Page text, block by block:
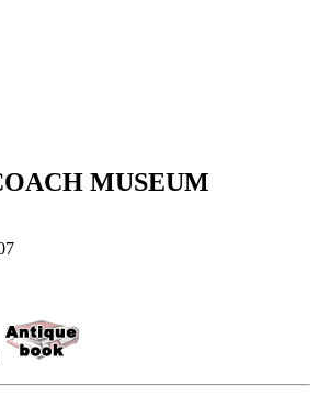
MUSEUM